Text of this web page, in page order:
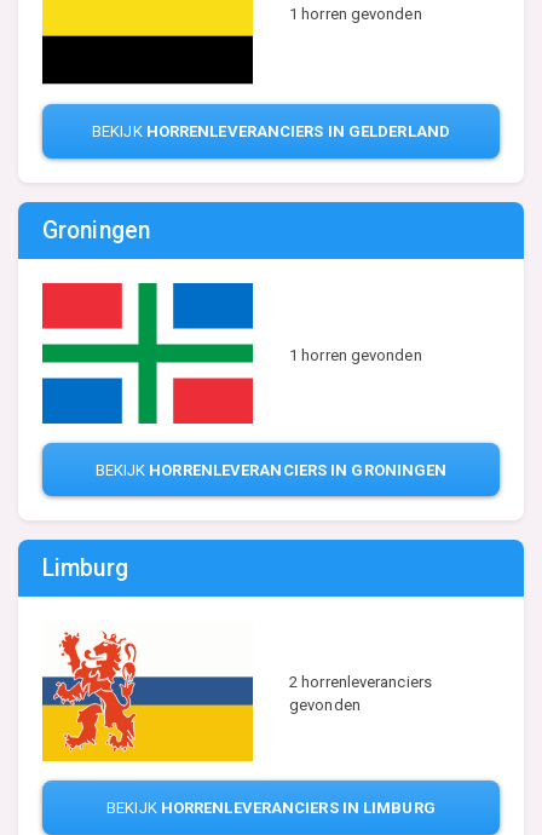
1 horren gevonden
BEKIJK HORRENLEVERANCIERS IN GELDERLAND
Groningen
1 horren gevonden
BEKIJK HORRENLEVERANCIERS IN GRONINGEN
Limburg
2 horrenleveranciers
gevonden
BEKIJK HORRENLEVERANCIERS IN LIMBURG